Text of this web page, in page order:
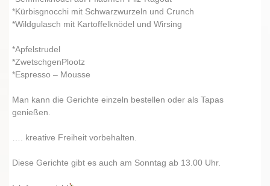
*Kürbisgnocchi mit Schwarzwurzeln und Crunch
*Wildgulasch mit Kartoffelknödel und Wirsing
*Apfelstrudel
*ZwetschgenPlootz
*Espresso – Mousse
Man kann die Gerichte einzeln bestellen oder als Tapas
genießen.
…. kreative Freiheit vorbehalten.
Diese Gerichte gibt es auch am Sonntag ab 13.00 Uhr.